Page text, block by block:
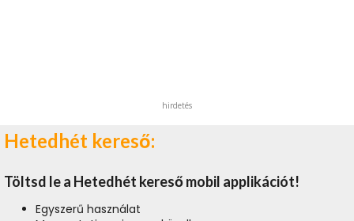
hirdetés
Hetedhét kereső:
Töltsd le a Hetedhét kereső mobil applikációt!
Egyszerű használat